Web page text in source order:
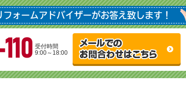
ォームアドバイザーがお答え致します！
受付時間
9:00～18:00